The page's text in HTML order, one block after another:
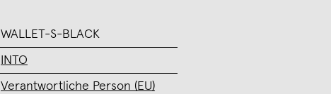
WALLET-S-BLACK
INTO
Verantwortliche Person (EU)